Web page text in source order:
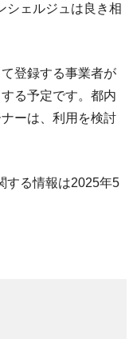
シェルジュは良き相
登録する事業者が
る予定です。都内
ーは、利用を検討
する情報は2025年5